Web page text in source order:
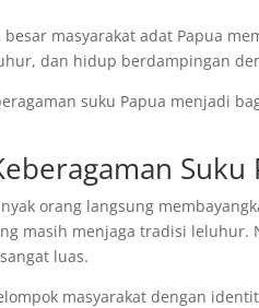
masyarakat adat Papua
dan hidup berdampingan
suku Papua menjadi
Suku
orang langsung
masih menjaga tradisi
luas.
masyarakat dengan